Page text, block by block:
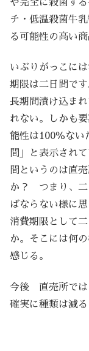
や完全に殺菌す
チ・低温殺菌牛
る可能性の高い
いぶりがっこに
期限は二日間で
長期間漬け込ま
れない。しかも
能性は100％ない
間」と表示され
間というのは直
か？ つまり、二
ばならない様に
消費期限として
か。そこには何
感じる。
今後 直売所では
確実に種類は減る